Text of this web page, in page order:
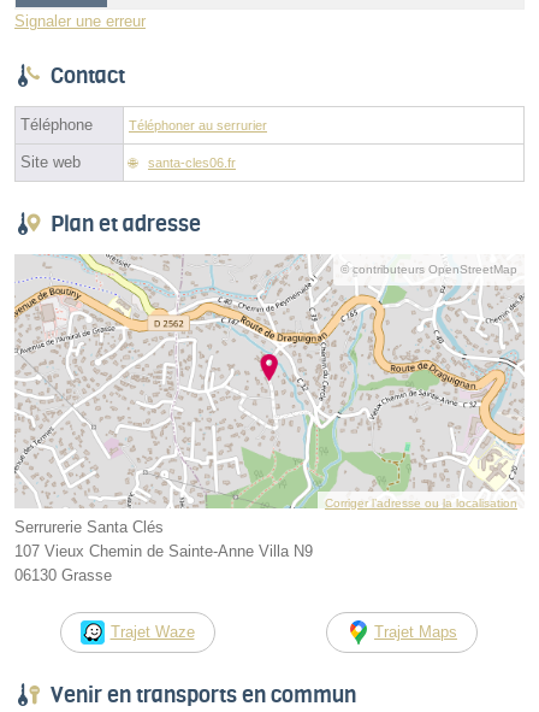
Signaler une erreur
Contact
Téléphone Téléphoner au serrurier
Site web santa-cles06.fr
Plan et adresse
© contributeurs OpenStreetMap
Corriger l’adresse ou la localisation
Serrurerie Santa Clés
107 Vieux Chemin de Sainte-Anne Villa N9
06130 Grasse
Trajet Waze Trajet Maps
Venir en transports en commun